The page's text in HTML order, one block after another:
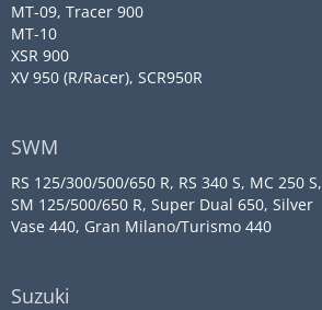
MT-09, Tracer 900
MT-10
XSR 900
XV 950 (R/Racer), SCR950R
SWM
RS 125/300/500/650 R, RS 340 S, MC 250 S,
SM 125/500/650 R, Super Dual 650, Silver
Vase 440, Gran Milano/Turismo 440
Suzuki